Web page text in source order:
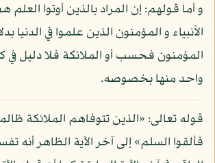
و أما قولهم: إن المراد بالذين أوتوا العلم
الأنبياء و المؤمنون الذين علموا في الدنيا
المؤمنون فحسب أو الملائكة فلا دليل في
واحد منها بخصوصه.
قوله تعالى: «الذين تتوفاهم الملائكة
فألقوا السلم» إلى آخر الآية الظاهر أنه